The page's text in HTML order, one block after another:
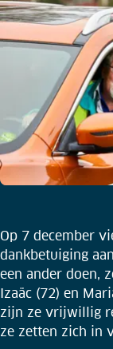
Op 7 december
dankbetuiging
een ander doen,
Izaäc (72) en
zijn ze vrijwillig
ze zetten zich in